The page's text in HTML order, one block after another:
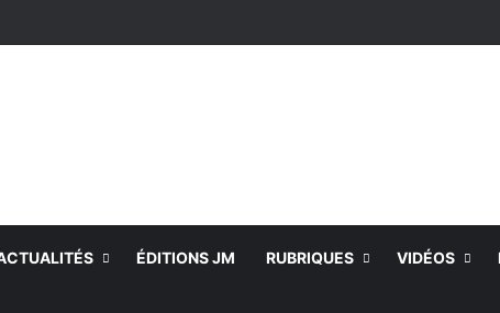
ÉDITIONS JM RUBRIQUES VIDÉOS